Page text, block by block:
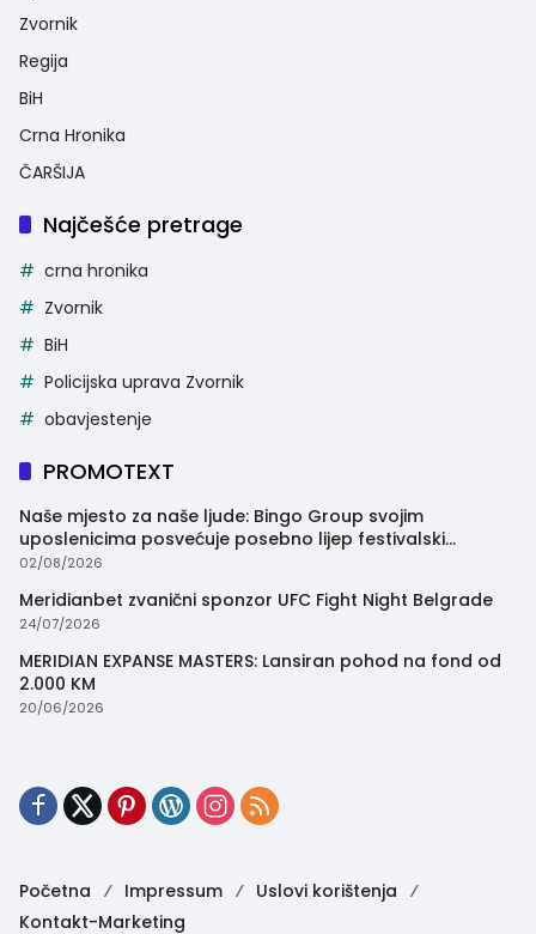
Zvornik
Regija
BiH
Crna Hronika
ČARŠIJA
Najčešće pretrage
crna hronika
Zvornik
BiH
Policijska uprava Zvornik
obavjestenje
PROMOTEXT
Naše mjesto za naše ljude: Bingo Group svojim
uposlenicima posvećuje posebno lijep festivalski
trenutak
02/08/2026
Meridianbet zvanični sponzor UFC Fight Night Belgrade
24/07/2026
MERIDIAN EXPANSE MASTERS: Lansiran pohod na fond od
2.000 KM
20/06/2026
Početna Impressum
Uslovi korištenja
Kontakt-Marketing